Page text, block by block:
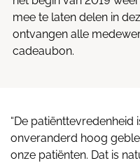
mee te laten delen in
ontvangen alle
cadeaubon.
“De
onveranderd hoog
onze patiënten. Dat is